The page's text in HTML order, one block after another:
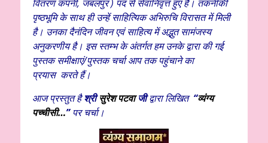
वितरण कंपनी, जबलपुर ) पद से सेवानिवृत्त हुए हैं। तकनीकी
पृष्ठभूमि के साथ ही उन्हें साहित्यिक अभिरुचि विरासत में मिली
है। उनका दैनंदिन जीवन एवं साहित्य में अद्भुत सामंजस्य
अनुकरणीय है। इस स्तम्भ के अंतर्गत हम उनके द्वारा की गई
पुस्तक समीक्षाएं/पुस्तक चर्चा आप तक पहुंचाने का
प्रयास करते हैं।
आज प्रस्तुत हैश्रीसुरेश पटवाजीद्वारा लिखित “व्यंग्य
पच्चीसी…” पर चर्चा।